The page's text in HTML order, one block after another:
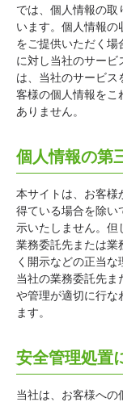
では、個人情報の取
います。個人情報の
をご提供いただく
に対し当社のサービ
は、当社のサービス
客様の個人情報をこ
ありません。
個人情報の第
本サイトは、お客様
得ている場合を除い
示いたしません。但
業務委託先または業
く開示などの正当な
当社の業務委託先
や管理が適切に行な
ます。
安全管理処置
当社は、お客様への